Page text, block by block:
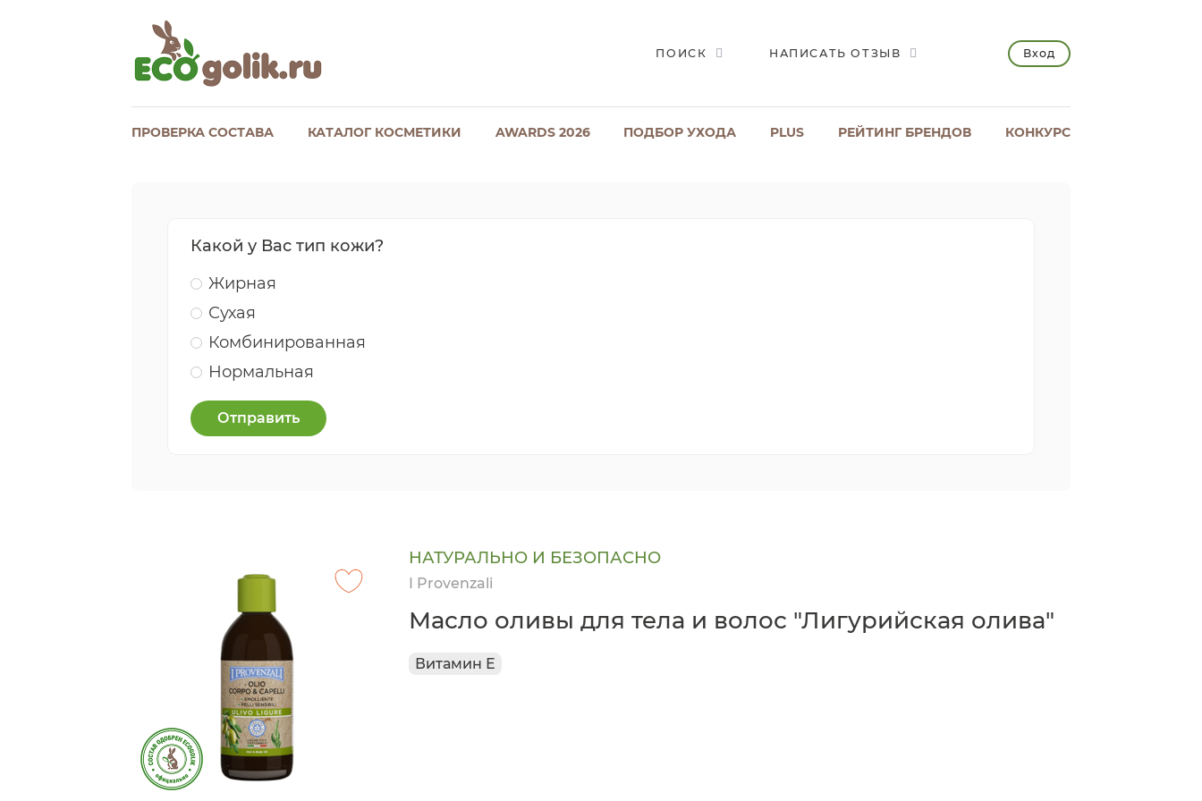
ПОИСК НАПИСАТЬ ОТЗЫВ Вход
ПРОВЕРКА СОСТАВА КАТАЛОГ КОСМЕТИКИ AWARDS 2026 ПОДБОР УХОДА PLUS РЕЙТИНГ БРЕНДОВ КОНКУРС
Какой у Вас тип кожи?
Жирная
Сухая
Комбинированная
Нормальная
Отправить
НАТУРАЛЬНО И БЕЗОПАСНО
I Provenzali
Масло оливы для тела и волос "Лигурийская олива"
Витамин Е